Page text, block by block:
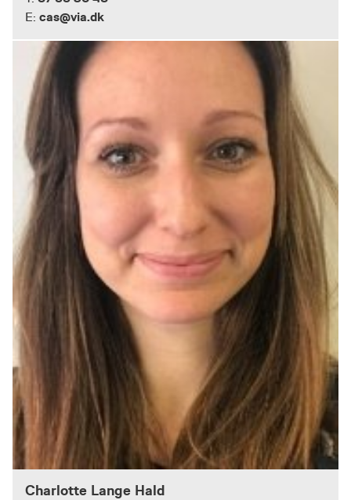
E: cas@via.dk
Charlotte Lange Hald